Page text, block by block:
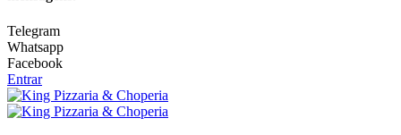
Telegram
Whatsapp
Facebook
Entrar